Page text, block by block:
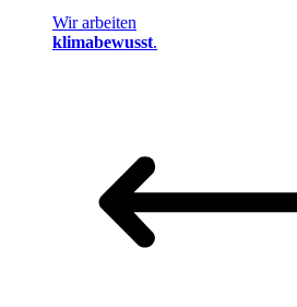
Wir arbeiten
klimabewusst.